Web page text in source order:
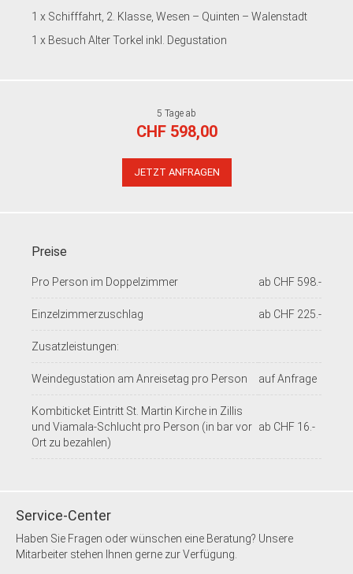
1 x Schifffahrt, 2. Klasse, Wesen – Quinten – Walenstadt
1 x Besuch Alter Torkel inkl. Degustation
5 Tage ab
CHF 598,00
JETZT ANFRAGEN
Preise
Pro Person im Doppelzimmer ab CHF 598.-
Einzelzimmerzuschlag ab CHF 225.-
Zusatzleistungen:
Weindegustation am Anreisetag pro Person auf Anfrage
Kombiticket Eintritt St. Martin Kirche in Zillis
und Viamala-Schlucht pro Person (in bar vor
Ort zu bezahlen)
ab CHF 16.-
Service-Center
Haben Sie Fragen oder wünschen eine Beratung? Unsere
Mitarbeiter stehen Ihnen gerne zur Verfügung.